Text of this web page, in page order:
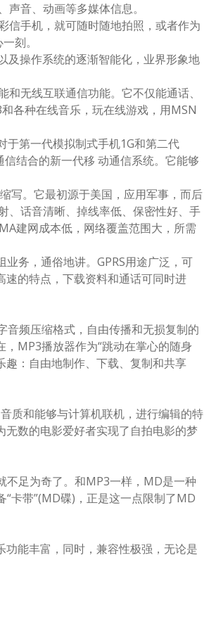
音、动画等多媒体信息。
手机，就可随时随地拍照，或者作为
刻。
操作系统的逐渐智能化，业界形象地
无线互联通信功能。它不仅能通话、
各种在线音乐，玩在线游戏，用MSN
第一代模拟制式手机1G和第二代
结合的新一代移 动通信系统。它能够
。它最初源于美国，应用军事，而后
、话音清晰、掉线率低、保密性好、手
建网成本低，网络覆盖范围大，所需
务，通俗地讲。GPRS用途广泛，可
速的特点，下载资料和通话可同时进
频压缩格式，自由传播和无损复制的
MP3播放器作为“跳动在掌心的随身
趣：自由地制作、下载、复制和共享
和能够与计算机联机，进行编辑的特
无数的电影爱好者实现了自拍电影的梦
足为奇了。和MP3一样，MD是一种
卡带”(MD碟)，正是这一点限制了MD
能丰富，同时，兼容性极强，无论是